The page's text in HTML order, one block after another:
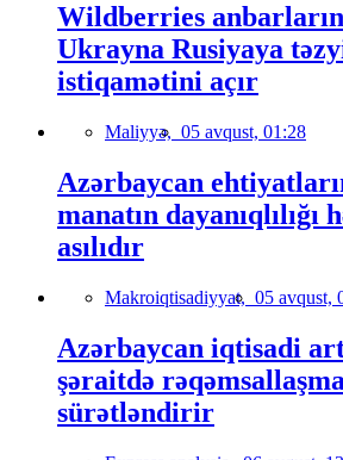
Wildberries
Ukrayna Rusiyaya
istiqamətini açır
Maliyyə, 05 avqust, 01:28
Azərbaycan
manatın dayanıqlılığı
asılıdır
Makroiqtisadiyyat, 05 avqust,
Azərbaycan iqtisadi
şəraitdə
sürətləndirir